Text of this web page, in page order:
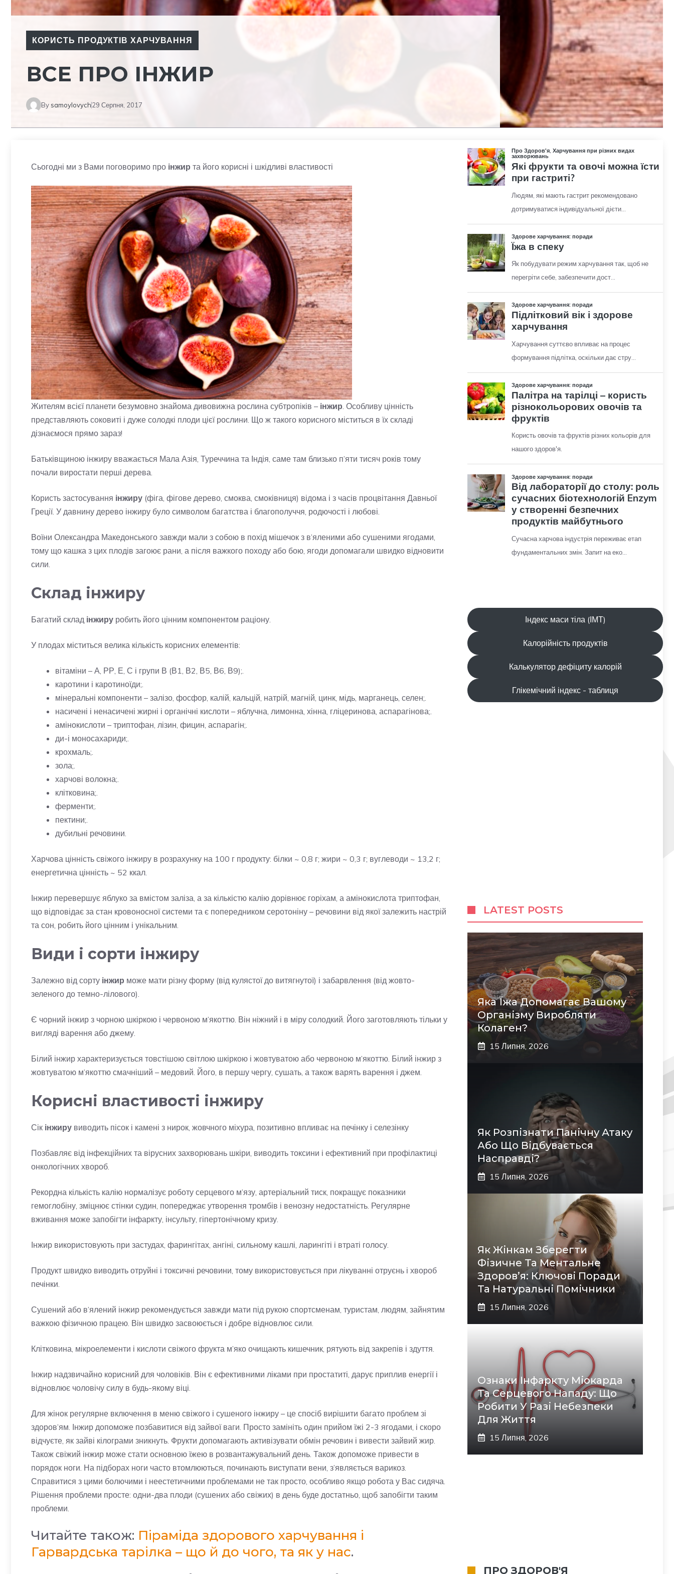
КОРИСТЬ ПРОДУКТІВ ХАРЧУВАННЯ
ВСЕ ПРО ІНЖИР
Bysamoylovych29 Серпня, 2017
Сьогодні ми з Вами поговоримо про інжир та його корисні і шкідливі властивості
Жителям всієї планети безумовно знайома дивовижна рослина субтропіків – інжир. Особливу цінність
представляють соковиті і дуже солодкі плоди цієї рослини. Що ж такого корисного міститься в їх складі
дізнаємося прямо зараз!
Батьківщиною інжиру вважається Мала Азія, Туреччина та Індія, саме там близько п’яти тисяч років тому
почали виростати перші дерева.
Користь застосування інжиру (фіга, фігове дерево, смоква, смоківниця) відома і з часів процвітання Давньої
Греції. У давнину дерево інжиру було символом багатства і благополуччя, родючості і любові.
Воїни Олександра Македонського завжди мали з собою в похід мішечок з в’яленими або сушеними ягодами,
тому що кашка з цих плодів загоює рани, а після важкого походу або бою, ягоди допомагали швидко відновити
сили.
Склад інжиру
Багатий склад інжиру робить його цінним компонентом раціону.
У плодах міститься велика кількість корисних елементів:
вітаміни – А, РР, Е, С і групи В (В1, В2, В5, В6, В9);.
каротини і каротиноїди;.
мінеральні компоненти – залізо, фосфор, калій, кальцій, натрій, магній, цинк, мідь, марганець, селен;.
насичені і ненасичені жирні і органічні кислоти – яблучна, лимонна, хінна, гліцеринова, аспарагінова;.
амінокислоти – триптофан, лізин, фицин, аспарагін;.
ди-і моносахариди;.
крохмаль;.
зола;.
харчові волокна;.
клітковина;.
ферменти;.
пектини;.
дубильні речовини.
Харчова цінність свіжого інжиру в розрахунку на 100 г продукту: білки ~ 0,8 г; жири ~ 0,3 г; вуглеводи ~ 13,2 г;
енергетична цінність ~ 52 ккал.
Інжир перевершує яблуко за вмістом заліза, а за кількістю калію дорівнює горіхам, а амінокислота триптофан,
що відповідає за стан кровоносної системи та є попередником серотоніну – речовини від якої залежить настрій
та сон, робить його цінним і унікальним.
Види і сорти інжиру
Залежно від сорту інжир може мати різну форму (від кулястої до витягнутої) і забарвлення (від жовто-
зеленого до темно-лілового).
Є чорний інжир з чорною шкіркою і червоною м’якоттю. Він ніжний і в міру солодкий. Його заготовляють тільки у
вигляді варення або джему.
Білий інжир характеризується товстішою світлою шкіркою і жовтуватою або червоною м’якоттю. Білий інжир з
жовтуватою м’якоттю смачніший – медовий. Його, в першу чергу, сушать, а також варять варення і джем.
Корисні властивості інжиру
Сік інжиру виводить пісок і камені з нирок, жовчного міхура, позитивно впливає на печінку і селезінку
Позбавляє від інфекційних та вірусних захворювань шкіри, виводить токсини і ефективний при профілактиці
онкологічних хвороб.
Рекордна кількість калію нормалізує роботу серцевого м’язу, артеріальний тиск, покращує показники
гемоглобіну, зміцнює стінки судин, попереджає утворення тромбів і венозну недостатність. Регулярне
вживання може запобігти інфаркту, інсульту, гіпертонічному кризу.
Інжир використовують при застудах, фарингітах, ангіні, сильному кашлі, ларингіті і втраті голосу.
Продукт швидко виводить отруйні і токсичні речовини, тому використовується при лікуванні отруєнь і хвороб
печінки.
Сушений або в’ялений інжир рекомендується завжди мати під рукою спортсменам, туристам, людям, зайнятим
важкою фізичною працею. Він швидко засвоюється і добре відновлює сили.
Клітковина, мікроелементи і кислоти свіжого фрукта м’яко очищають кишечник, рятують від закрепів і здуття.
Інжир надзвичайно корисний для чоловіків. Він є ефективними ліками при простатиті, дарує приплив енергії і
відновлює чоловічу силу в будь-якому віці.
Для жінок регулярне включення в меню свіжого і сушеного інжиру – це спосіб вирішити багато проблем зі
здоров’ям. Інжир допоможе позбавитися від зайвої ваги. Просто замініть один прийом їжі 2-3 ягодами, і скоро
відчуєте, як зайві кілограми зникнуть. Фрукти допомагають активізувати обмін речовин і вивести зайвий жир.
Також свіжий інжир може стати основною їжею в розвантажувальний день. Також допоможе привести в
порядок ноги. На підборах ноги часто втомлюються, починають виступати вени, з’являється варикоз.
Справитися з цими болючими і неестетичними проблемами не так просто, особливо якщо робота у Вас сидяча.
Рішення проблеми просте: одни-два плоди (сушених або свіжих) в день буде достатньо, щоб запобігти таким
проблеми.
Читайте також: Піраміда здорового харчування і
Гарвардська тарілка – що й до чого, та як у нас.
Індекс маси тіла (ІМТ)
Калорійність продуктів
Калькулятор дефіциту калорій
Глікемічний індекс - таблиця
LATEST POSTS
Яка Їжа Допомагає Вашому
Організму Виробляти
Колаген?
15 Липня, 2026
Як Розпізнати Панічну Атаку
Або Що Відбувається
Насправді?
15 Липня, 2026
Як Жінкам Зберегти
Фізичне Та Ментальне
Здоров’я: Ключові Поради
Та Натуральні Помічники
15 Липня, 2026
Ознаки Інфаркту Міокарда
Та Серцевого Нападу: Що
Робити У Разі Небезпеки
Для Життя
15 Липня, 2026
ПРО ЗДОРОВ'Я